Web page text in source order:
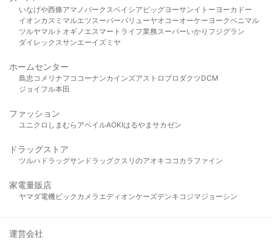
いなげや西條アマノパークスベイシア ビッグヨーサンイトーヨーカドー
イオンカスミ マルエツスーパーバリューヤオコーオーケー ヨークベニマル
ツルヤマルト オギノ エスマート ライフ業務スーパーいかり フジグラン
ダイレックスサンエーイズミヤ
ホームセンター
島忠 コメリ ナフコ コーナンカインズアストロプロダクツDCM
ジョイフル本田
ファッション
ユニクロ しまむら アベイルAOKIはるやま サカゼン
ドラッグストア
ツルハドラッグサンドラッグクスリのアオキ ココカラファイン
家電量販店
ヤマダ電機ビックカメラ エディオンケーズデンキ コジマジョーシン
運営会社